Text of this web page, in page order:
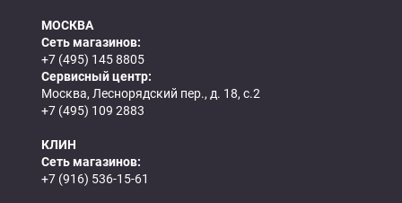
МОСКВА
Сеть магазинов:
+7 (495) 145 8805
Сервисный центр:
Москва, Леснорядский пер., д. 18, с.2
+7 (495) 109 2883
КЛИН
Сеть магазинов:
+7 (916) 536-15-61